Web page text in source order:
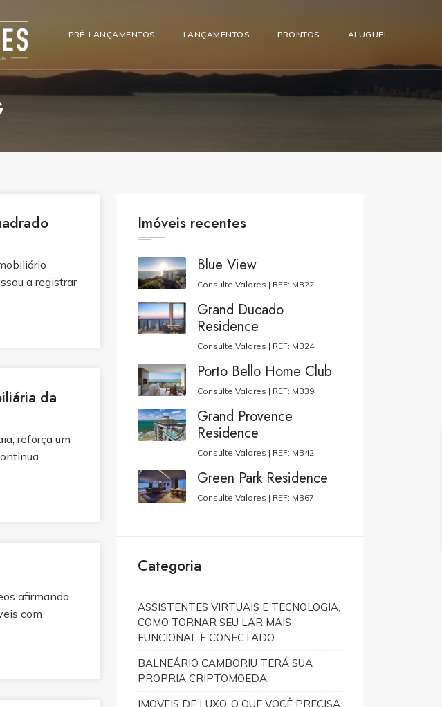
PRÉ-LANÇAMENTOS LANÇAMENTOS PRONTOS ALUGUEL
a registrar
da
reforça um
afirmando
com
Imóveis recentes
Blue View
Consulte Valores | REF:IMB22
Grand Ducado
Residence
Consulte Valores | REF:IMB24
Porto Bello Home Club
Consulte Valores | REF:IMB39
Grand Provence
Residence
Consulte Valores | REF:IMB42
Green Park Residence
Consulte Valores | REF:IMB67
Categoria
ASSISTENTES VIRTUAIS E TECNOLOGIA,
COMO TORNAR SEU LAR MAIS
FUNCIONAL E CONECTADO.
BALNEÁRIO CAMBORIU TERÁ SUA
PROPRIA CRIPTOMOEDA.
IMOVEIS DE LUXO, O QUE VOCÊ PRECISA